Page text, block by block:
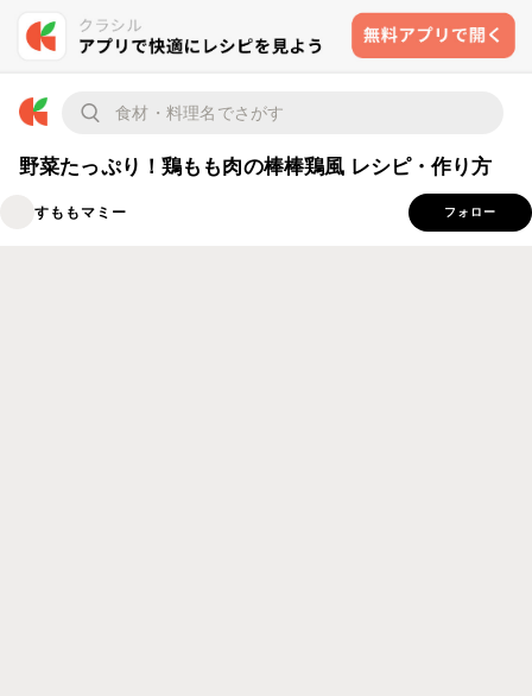
野菜たっぷり！鶏もも肉の棒棒鶏風 レシピ・作り方
すももマミー フォロー